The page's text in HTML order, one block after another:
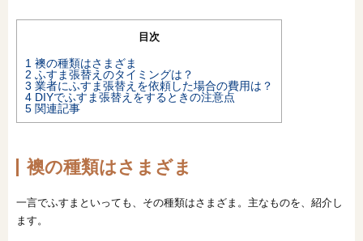
目次
1 襖の種類はさまざま
2 ふすま張替えのタイミングは？
3 業者にふすま張替えを依頼した場合の費用は？
4 DIYでふすま張替えをするときの注意点
5 関連記事
襖の種類はさまざま
一言でふすまといっても、その種類はさまざま。主なものを、紹介し
ます。